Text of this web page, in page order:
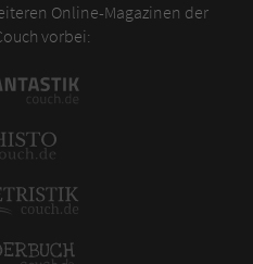
Online-Magazinen der
vorbei: